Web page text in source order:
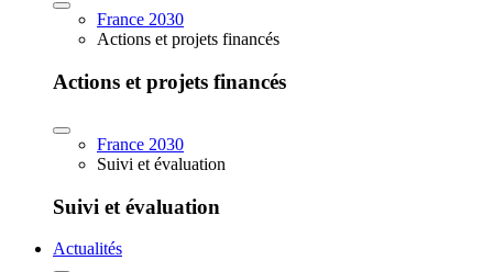
France 2030
Actions et projets financés
Actions et projets financés
France 2030
Suivi et évaluation
Suivi et évaluation
Actualités